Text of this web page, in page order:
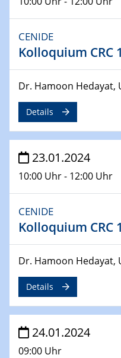
Liquid Organic
ZBT
14.03.2024
Microscope
From Micro to Nano
04.04.2024
CENIDE & WIN
MATURE
Speaker: Jonathan
Brennstoffzellen
Online Workshop
Ben Gurion University
25.04.2024
CENIDE & WIN
Speaker: Albert Dato
CENIDE
Kolloquium CRC
Dr. Hamoon Hedayat,
Details
23.01.2024
10:00 Uhr - 12:00 Uhr
CENIDE
Kolloquium CRC
Dr. Hamoon Hedayat,
Details
24.01.2024
09:00 Uhr